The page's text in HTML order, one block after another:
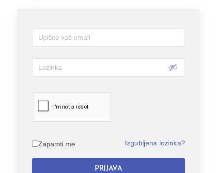
Zapamti me Izgubljena lozinka?
PRIJAVA